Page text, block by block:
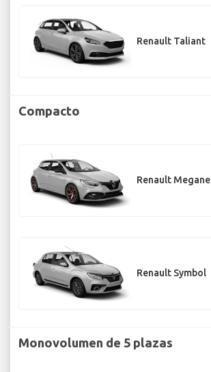
Renault Taliant
Compacto
Renault Megane
Renault Symbol
Monovolumen de 5 plazas